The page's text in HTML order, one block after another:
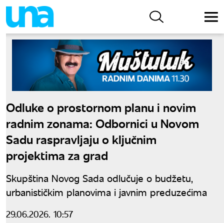
Odluke o prostornom planu i novim
radnim zonama: Odbornici u Novom
Sadu raspravljaju o ključnim
projektima za grad
Skupština Novog Sada odlučuje o budžetu,
urbanističkim planovima i javnim preduzećima
29.06.2026. 10:57